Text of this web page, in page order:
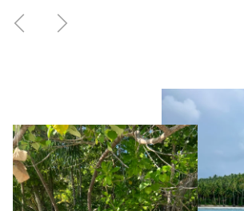
AnteriorSeguinte